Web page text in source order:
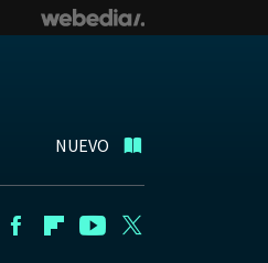
NUEVO
InstagramFacebookFlipboard
Youtube